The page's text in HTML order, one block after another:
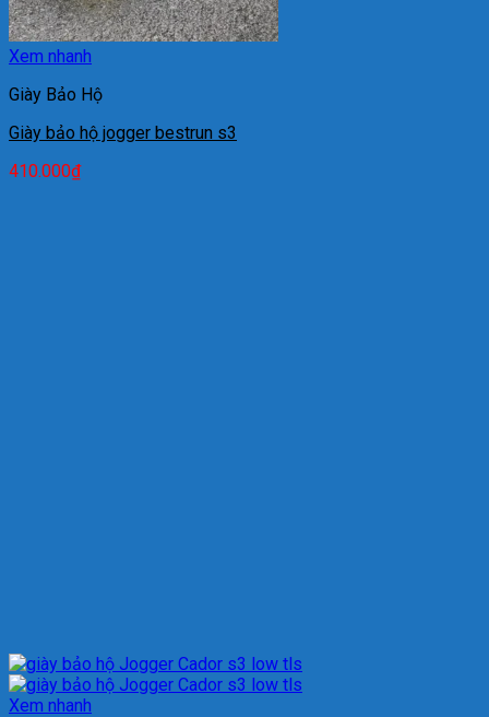
Xem nhanh
Giày Bảo Hộ
Giày bảo hộ jogger bestrun s3
410.000₫
Xem nhanh